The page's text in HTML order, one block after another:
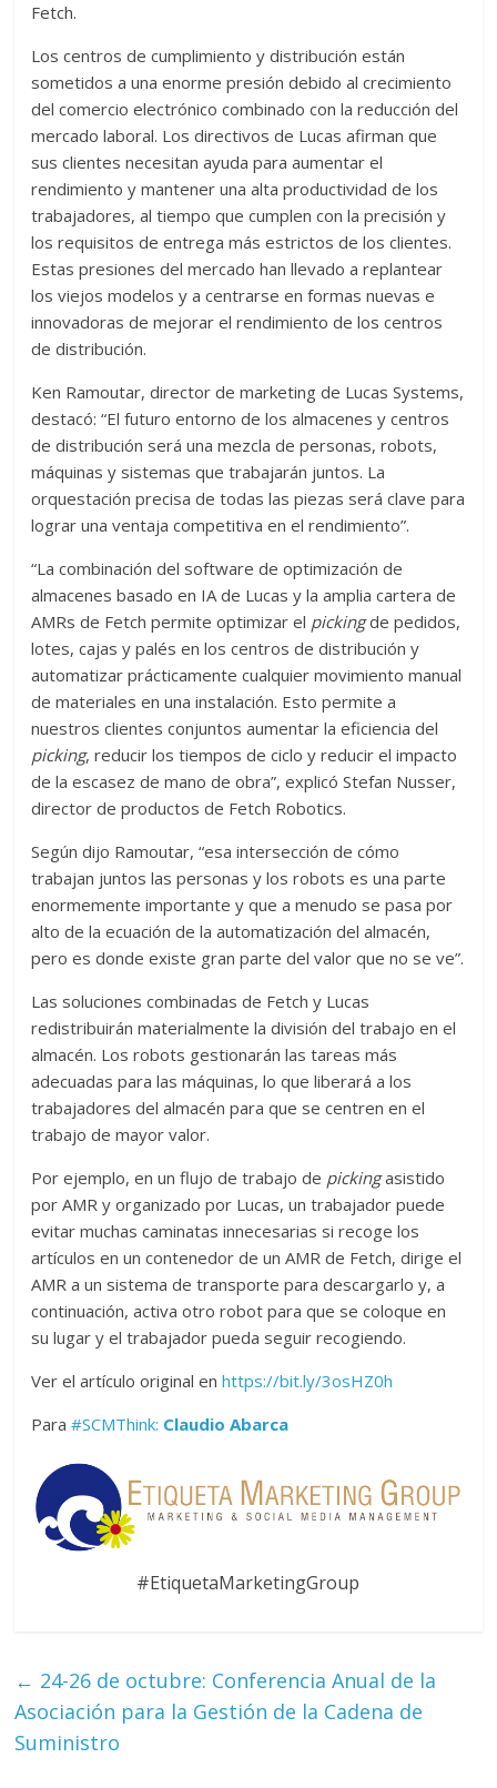
Fetch.
Los centros de cumplimiento y distribución están
sometidos a una enorme presión debido al crecimiento
del comercio electrónico combinado con la reducción del
mercado laboral. Los directivos de Lucas afirman que
sus clientes necesitan ayuda para aumentar el
rendimiento y mantener una alta productividad de los
trabajadores, al tiempo que cumplen con la precisión y
los requisitos de entrega más estrictos de los clientes.
Estas presiones del mercado han llevado a replantear
los viejos modelos y a centrarse en formas nuevas e
innovadoras de mejorar el rendimiento de los centros
de distribución.
Ken Ramoutar, director de marketing de Lucas Systems,
destacó: “El futuro entorno de los almacenes y centros
de distribución será una mezcla de personas, robots,
máquinas y sistemas que trabajarán juntos. La
orquestación precisa de todas las piezas será clave para
lograr una ventaja competitiva en el rendimiento”.
“La combinación del software de optimización de
almacenes basado en IA de Lucas y la amplia cartera de
AMRs de Fetch permite optimizar el pickingde pedidos,
lotes, cajas y palés en los centros de distribución y
automatizar prácticamente cualquier movimiento manual
de materiales en una instalación. Esto permite a
nuestros clientes conjuntos aumentar la eficiencia del
picking, reducir los tiempos de ciclo y reducir el impacto
de la escasez de mano de obra”, explicó Stefan Nusser,
director de productos de Fetch Robotics.
Según dijo Ramoutar, “esa intersección de cómo
trabajan juntos las personas y los robots es una parte
enormemente importante y que a menudo se pasa por
alto de la ecuación de la automatización del almacén,
pero es donde existe gran parte del valor que no se ve”.
Las soluciones combinadas de Fetch y Lucas
redistribuirán materialmente la división del trabajo en el
almacén. Los robots gestionarán las tareas más
adecuadas para las máquinas, lo que liberará a los
trabajadores del almacén para que se centren en el
trabajo de mayor valor.
Por ejemplo, en un flujo de trabajo de pickingasistido
por AMR y organizado por Lucas, un trabajador puede
evitar muchas caminatas innecesarias si recoge los
artículos en un contenedor de un AMR de Fetch, dirige el
AMR a un sistema de transporte para descargarlo y, a
continuación, activa otro robot para que se coloque en
su lugar y el trabajador pueda seguir recogiendo.
Ver el artículo original enhttps://bit.ly/3osHZ0h
Para#SCMThink: Claudio Abarca
#EtiquetaMarketingGroup
← 24-26 de octubre: Conferencia Anual de la
Asociación para la Gestión de la Cadena de
Suministro